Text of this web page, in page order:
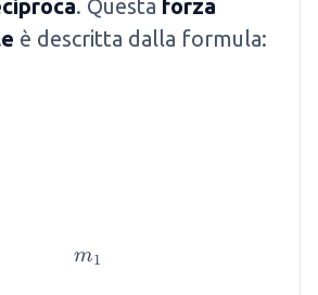
. Questa forza
è descritta dalla formula:
\frac{m_1 m_2}{r^2}
m_1
m1